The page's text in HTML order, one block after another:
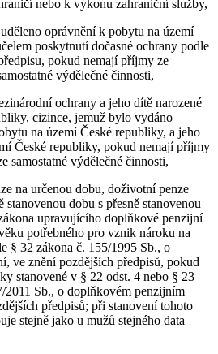
nebo k výkonu zahraniční služby,
oprávnění k pobytu na území
poskytnutí dočasné ochrany podle
pokud nemají příjmy ze
výdělečné činnosti,
ochrany a jeho dítě narozené
cizince, jemuž bylo vydáno
na území České republiky, a jeho
České republiky, pokud nemají příjmy
samostatné výdělečné činnosti,
na určenou dobu, doživotní penze
stanovenou dobu s přesně stanovenou
upravujícího doplňkové penzijní
potřebného pro vznik nároku na
§ 32 zákona č. 155/1995 Sb., o
ve znění pozdějších předpisů, pokud
stanovené v § 22 odst. 4 nebo § 23
2011 Sb., o doplňkovém penzijním
předpisů; při stanovení tohoto
stejně jako u mužů stejného data